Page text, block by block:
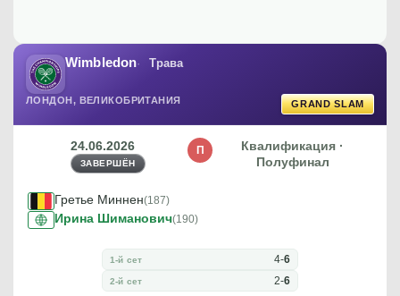
Wimbledon Трава
ЛОНДОН, ВЕЛИКОБРИТАНИЯ GRAND SLAM
24.06.2026
ЗАВЕРШЁН
Квалификация ·
Полуфинал
П
Гретье Миннен(187)
Ирина Шиманович(190)
1-й сет 4-6
2-й сет 2-6